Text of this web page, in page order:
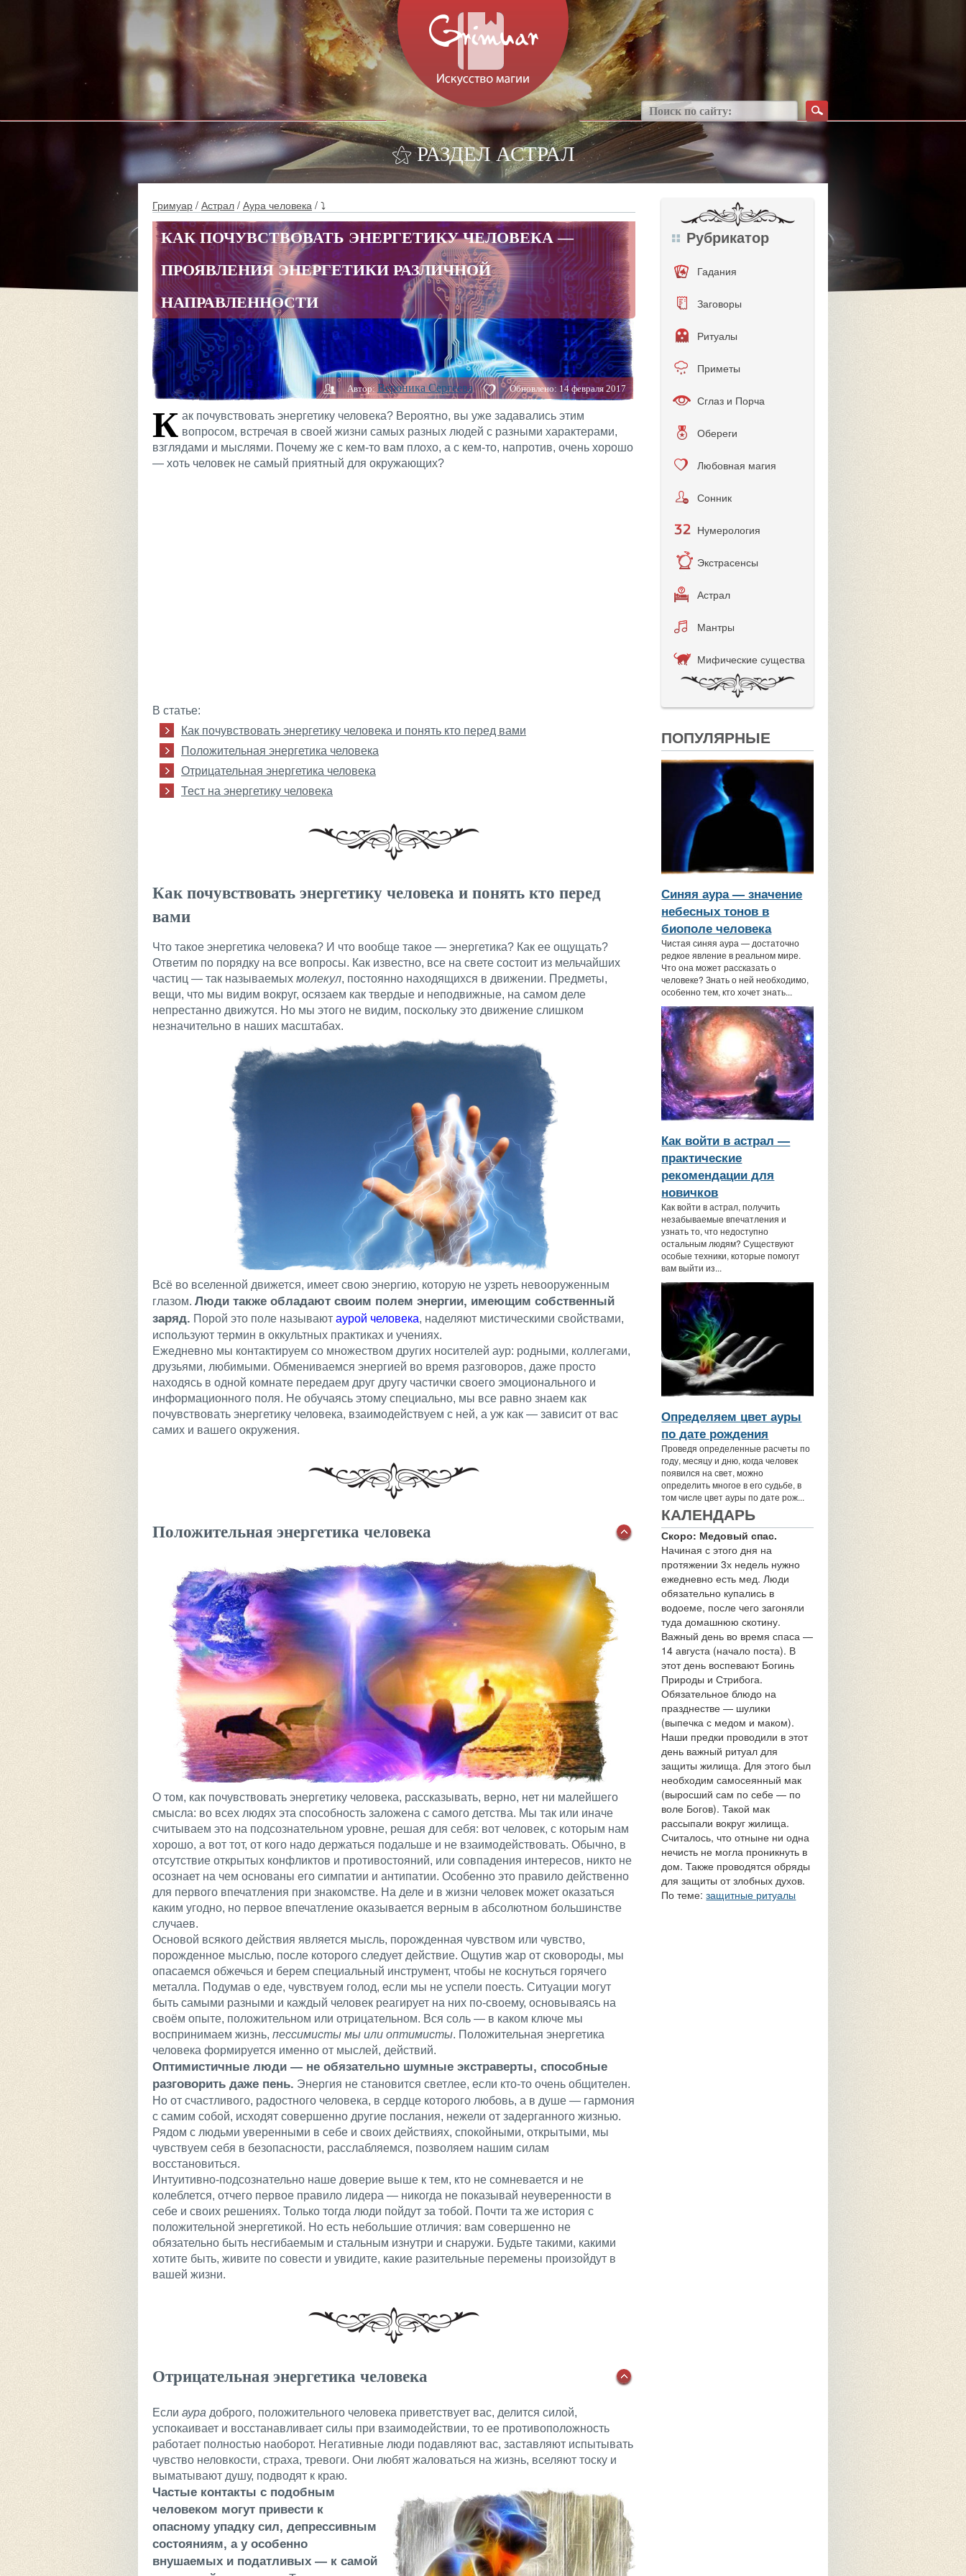
⚝ РАЗДЕЛ АСТРАЛ
Гримуар / Астрал / Аура человека / ⤵
КАК ПОЧУВСТВОВАТЬ ЭНЕРГЕТИКУ ЧЕЛОВЕКА —
ПРОЯВЛЕНИЯ ЭНЕРГЕТИКИ РАЗЛИЧНОЙ
НАПРАВЛЕННОСТИ
Автор: Вероника Сергеева Обновлено:14 февраля 2017
К ак почувствовать энергетику человека? Вероятно, вы уже задавались этим
вопросом, встречая в своей жизни самых разных людей с разными характерами,
взглядами и мыслями. Почему же с кем-то вам плохо, а с кем-то, напротив, очень хорошо
— хоть человек не самый приятный для окружающих?
В статье:
Как почувствовать энергетику человека и понять кто перед вами
Положительная энергетика человека
Отрицательная энергетика человека
Тест на энергетику человека
Как почувствовать энергетику человека и понять кто перед
вами
Что такое энергетика человека? И что вообще такое — энергетика? Как ее ощущать?
Ответим по порядку на все вопросы. Как известно, все на свете состоит из мельчайших
частиц — так называемых молекул, постоянно находящихся в движении. Предметы,
вещи, что мы видим вокруг, осязаем как твердые и неподвижные, на самом деле
непрестанно движутся. Но мы этого не видим, поскольку это движение слишком
незначительно в наших масштабах.
Всё во вселенной движется, имеет свою энергию, которую не узреть невооруженным
глазом. Люди также обладают своим полем энергии, имеющим собственный
заряд. Порой это поле называют аурой человека, наделяют мистическими свойствами,
используют термин в оккультных практиках и учениях.
Ежедневно мы контактируем со множеством других носителей аур: родными, коллегами,
друзьями, любимыми. Обмениваемся энергией во время разговоров, даже просто
находясь в одной комнате передаем друг другу частички своего эмоционального и
информационного поля. Не обучаясь этому специально, мы все равно знаем как
почувствовать энергетику человека, взаимодействуем с ней, а уж как — зависит от вас
самих и вашего окружения.
Положительная энергетика человека
О том, как почувствовать энергетику человека, рассказывать, верно, нет ни малейшего
смысла: во всех людях эта способность заложена с самого детства. Мы так или иначе
считываем это на подсознательном уровне, решая для себя: вот человек, с которым нам
хорошо, а вот тот, от кого надо держаться подальше и не взаимодействовать. Обычно, в
отсутствие открытых конфликтов и противостояний, или совпадения интересов, никто не
осознает на чем основаны его симпатии и антипатии. Особенно это правило действенно
для первого впечатления при знакомстве. На деле и в жизни человек может оказаться
каким угодно, но первое впечатление оказывается верным в абсолютном большинстве
случаев.
Основой всякого действия является мысль, порожденная чувством или чувство,
порожденное мыслью, после которого следует действие. Ощутив жар от сковороды, мы
опасаемся обжечься и берем специальный инструмент, чтобы не коснуться горячего
металла. Подумав о еде, чувствуем голод, если мы не успели поесть. Ситуации могут
быть самыми разными и каждый человек реагирует на них по-своему, основываясь на
своём опыте, положительном или отрицательном. Вся соль — в каком ключе мы
воспринимаем жизнь, пессимисты мы или оптимисты. Положительная энергетика
человека формируется именно от мыслей, действий.
Оптимистичные люди — не обязательно шумные экстраверты, способные
разговорить даже пень. Энергия не становится светлее, если кто-то очень общителен.
Но от счастливого, радостного человека, в сердце которого любовь, а в душе — гармония
с самим собой, исходят совершенно другие послания, нежели от задерганного жизнью.
Рядом с людьми уверенными в себе и своих действиях, спокойными, открытыми, мы
чувствуем себя в безопасности, расслабляемся, позволяем нашим силам
восстановиться.
Интуитивно-подсознательно наше доверие выше к тем, кто не сомневается и не
колеблется, отчего первое правило лидера — никогда не показывай неуверенности в
себе и своих решениях. Только тогда люди пойдут за тобой. Почти та же история с
положительной энергетикой. Но есть небольшие отличия: вам совершенно не
обязательно быть несгибаемым и стальным изнутри и снаружи. Будьте такими, какими
хотите быть, живите по совести и увидите, какие разительные перемены произойдут в
вашей жизни.
Отрицательная энергетика человека
Если аура доброго, положительного человека приветствует вас, делится силой,
успокаивает и восстанавливает силы при взаимодействии, то ее противоположность
работает полностью наоборот. Негативные люди подавляют вас, заставляют испытывать
чувство неловкости, страха, тревоги. Они любят жаловаться на жизнь, вселяют тоску и
выматывают душу, подводят к краю.
Частые контакты с подобным
человеком могут привести к
опасному упадку сил, депрессивным
состояниям, а у особенно
внушаемых и податливых — к самой
Рубрикатор
Гадания
Заговоры
Ритуалы
Приметы
Сглаз и Порча
Обереги
Любовная магия
Сонник
Нумерология
Экстрасенсы
Астрал
Мантры
Мифические существа
ПОПУЛЯРНЫЕ
Синяя аура — значение
небесных тонов в
биополе человека
Чистая синяя аура — достаточно
редкое явление в реальном мире.
Что она может рассказать о
человеке? Знать о ней необходимо,
особенно тем, кто хочет знать...
Как войти в астрал —
практические
рекомендации для
новичков
Как войти в астрал, получить
незабываемые впечатления и
узнать то, что недоступно
остальным людям? Существуют
особые техники, которые помогут
вам выйти из...
Определяем цвет ауры
по дате рождения
Проведя определенные расчеты по
году, месяцу и дню, когда человек
появился на свет, можно
определить многое в его судьбе, в
том числе цвет ауры по дате рож...
КАЛЕНДАРЬ
Скоро: Медовый спас.
Начиная с этого дня на
протяжении 3х недель нужно
ежедневно есть мед. Люди
обязательно купались в
водоеме, после чего загоняли
туда домашнюю скотину.
Важный день во время спаса —
14 августа (начало поста). В
этот день воспевают Богинь
Природы и Стрибога.
Обязательное блюдо на
празднестве — шулики
(выпечка с медом и маком).
Наши предки проводили в этот
день важный ритуал для
защиты жилища. Для этого был
необходим самосеянный мак
(выросший сам по себе — по
воле Богов). Такой мак
рассыпали вокруг жилища.
Считалось, что отныне ни одна
нечисть не могла проникнуть в
дом. Также проводятся обряды
для защиты от злобных духов.
По теме:защитные ритуалы